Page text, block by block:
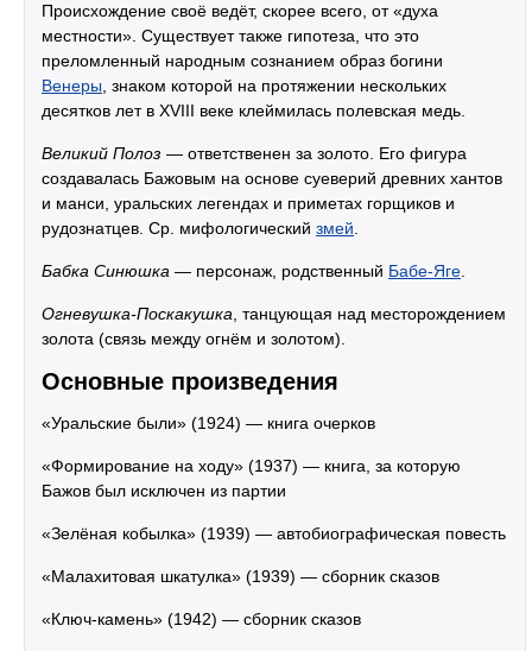
Происхождение своё ведёт, скорее всего, от «духа
местности». Существует также гипотеза, что это
преломленный народным сознанием образ богини
Венеры , знаком которой на протяжении нескольких
десятков лет в XVIII веке клеймилась полевская медь.
Великий Полоз — ответственен за золото. Его фигура
создавалась Бажовым на основе суеверий древних хантов
и манси, уральских легендах и приметах горщиков и
рудознатцев. Ср. мифологический змей
Бабка Синюшка — персонаж, родственный Бабе-Яге
Огневушка-Поскакушка , танцующая над месторождением
золота (связь между огнём и золотом).
Основные произведения
«Уральские были» (1924) — книга очерков
«Формирование на ходу» (1937) — книга, за которую
Бажов был исключен из партии
«Зелёная кобылка» (1939) — автобиографическая повесть
«Малахитовая шкатулка» (1939) — сборник сказов
«Ключ-камень» (1942) — сборник сказов